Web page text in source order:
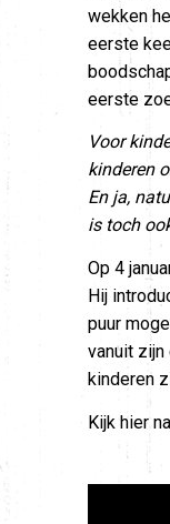
wekken
eerste
eerste
Voor
kinderen
En ja,
is toch
Op 4
Hij
puur
vanuit
kinderen
Kijk hier